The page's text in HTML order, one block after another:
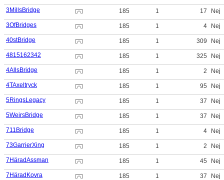
3MillsBridge
185 1 17
Nej
3OfBridges
185 1 4
Nej
40stBridge
185 1 309
Nej
4815162342
185 1 325
Nej
4AllsBridge
185 1 2
Nej
4TAxeltryck
185 1 95
Nej
5RingsLegacy
185 1 37
Nej
5WeirsBridge
185 1 37
Nej
711Bridge
185 1 4
Nej
73GarrierXing
185 1 2
Nej
7HäradAssman
185 1 45
Nej
7HäradKovra
185 1 37
Nej